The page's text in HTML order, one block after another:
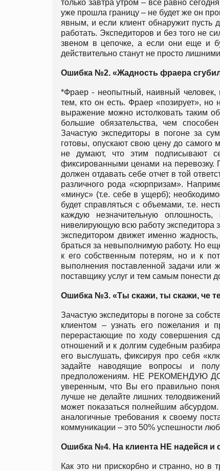
только завтра утром – все равно
уже прошла границу – не будет же он
явным, и если клиент обнаружит
работать. Экспедиторов и без того не
звеном в цепочке, а если они еще и
действительно станут не просто
Ошибка №2. «Жадность фраера
*Фраер - неопытный, наивный
тем, кто он есть. Фраер «позирует», но
выражение можно истолковать таким
большие обязательства, чем
Зачастую экспедиторы в погоне за
готовы, опускают свою цену до самого
не думают, что этим подписывают
фиксированными ценами на перевозку.
должен отдавать себе отчет в той
различного рода «сюрпризам».
«минус» (т.е. себе в ущерб);
будет справляться с объемами, т.е.
каждую незначительную
нивелирующую всю работу экспедитора
экспедитором движет именно
браться за невыполнимую работу. Но
к его собственным потерям, но и к
выполнения поставленной задачи или
поставщику услуг и тем самым понести
Ошибка №3. «Ты скажи, ты скажи, че
Зачастую экспедиторы в погоне за
клиентом – узнать его пожелания и
перерастающие по ходу совершения
отношений и к долгим судебным
его выслушать, фиксируя про себя
задайте наводящие вопросы и
предположениям. НЕ РЕКОМЕНДУЮ
уверенным, что Вы его правильно
лучше не делайте лишних
может показаться полнейшим
аналогичные требования к своему
коммуникации – это 50% успешности
Ошибка №4. На клиента НЕ надейся и
Как это ни прискорбно и странно, но в